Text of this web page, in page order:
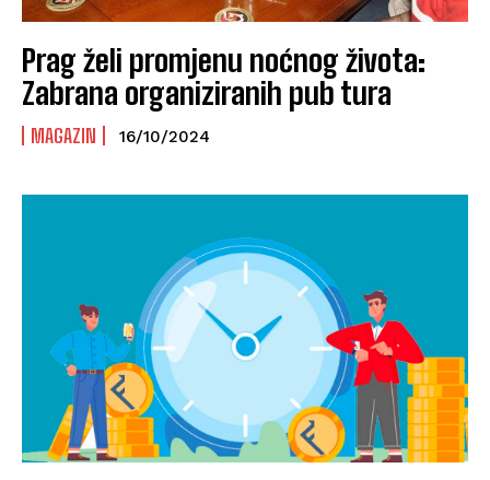
Prag želi promjenu noćnog života:
Zabrana organiziranih pub tura
MAGAZIN 16/10/2024